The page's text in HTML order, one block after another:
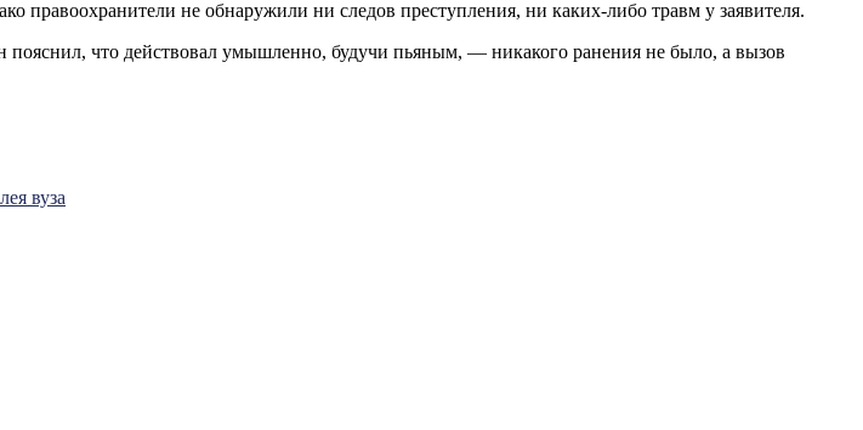
не обнаружили ни следов преступления, ни каких-либо травм у заявителя.
что действовал умышленно, будучи пьяным, — никакого ранения не было, а вызов
вуза